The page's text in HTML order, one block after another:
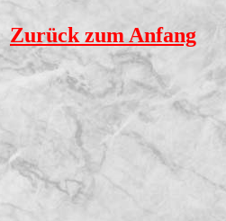
Zurück zum Anfang